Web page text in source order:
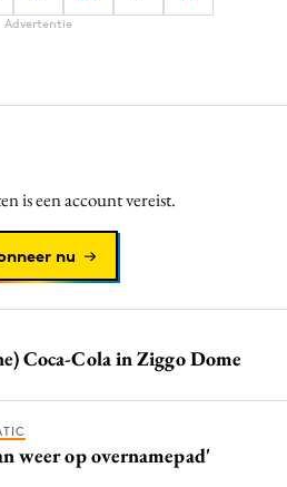
Advertentie
is een account vereist.
nu
Coca-Cola in Ziggo Dome
weer op overnamepad'